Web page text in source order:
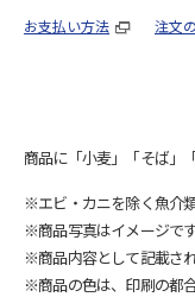
お支払い方法 注文
商品に「小麦」「そば」
※エビ・カニを除く魚介
※商品写真はイメージです
※商品内容として記載さ
※商品の色は、印刷の都